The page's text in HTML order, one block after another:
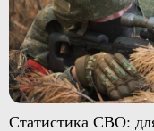
Статистика СВО: